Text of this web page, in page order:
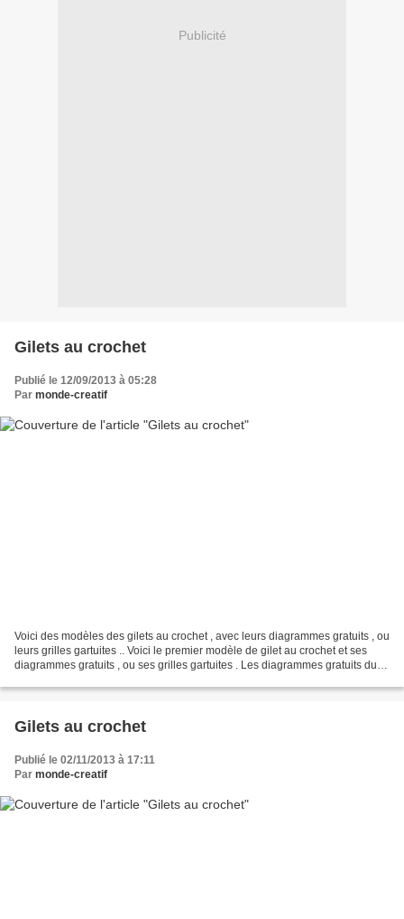
Publicité
Gilets au crochet
Publié le 12/09/2013 à 05:28
Par monde-creatif
Voici des modèles des gilets au crochet , avec leurs diagrammes gratuits , ou
leurs grilles gartuites .. Voici le premier modèle de gilet au crochet et ses
diagrammes gratuits , ou ses grilles gartuites . Les diagrammes gratuits du
Gilets au crochet
Publié le 02/11/2013 à 17:11
Par monde-creatif